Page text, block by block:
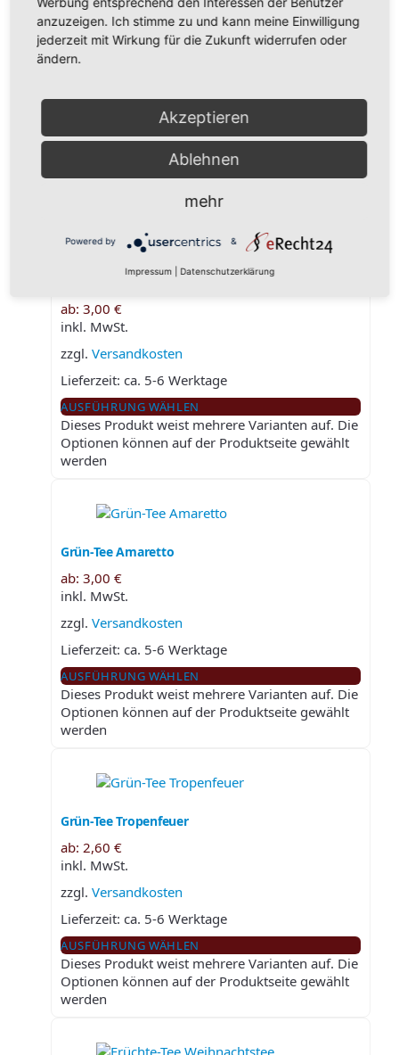
Grundpreis/kg: 30,00€ 28,50€ 27,00€ 25,50€
Zusätzliche Information
Menge in Gramm100g,250g,500g,1000g
Das könnte Ihnen auch
gefallen …
ab: 3,00 €
inkl. MwSt.
zzgl. Versandkosten
Lieferzeit: ca. 5-6 Werktage
AUSFÜHRUNG WÄHLEN
Dieses Produkt weist mehrere Varianten auf. Die
Optionen können auf der Produktseite gewählt
werden
Grün-Tee Amaretto
ab: 3,00 €
inkl. MwSt.
zzgl. Versandkosten
Lieferzeit: ca. 5-6 Werktage
AUSFÜHRUNG WÄHLEN
Dieses Produkt weist mehrere Varianten auf. Die
Optionen können auf der Produktseite gewählt
werden
Grün-Tee Tropenfeuer
ab: 2,60 €
inkl. MwSt.
zzgl. Versandkosten
Lieferzeit: ca. 5-6 Werktage
AUSFÜHRUNG WÄHLEN
Dieses Produkt weist mehrere Varianten auf. Die
Optionen können auf der Produktseite gewählt
werden
anzuzeigen. Ich stimme zu und kann meine Einwilligung
jederzeit mit Wirkung für die Zukunft widerrufen oder
ändern.
Akzeptieren
Ablehnen
mehr
Powered by &
Impressum Datenschutzerklärung